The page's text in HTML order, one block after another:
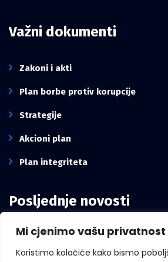
Mi cjenimo vašu privatnost
Koristimo kolačiće kako bismo
Važni dokumenti
Zakoni i akti
Plan borbe protiv korupcije
Strategije
Akcioni plan
Plan integriteta
Posljednje novosti
Intervju pomoćnika
Mešanović: Borba protiv